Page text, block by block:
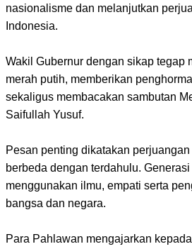
nasionalisme dan melanjutkan
Indonesia.
Wakil Gubernur dengan sikap tegap
merah putih, memberikan
sekaligus membacakan sambutan
Saifullah Yusuf.
Pesan penting dikatakan
berbeda dengan terdahulu.
menggunakan ilmu, empati serta
bangsa dan negara.
Para Pahlawan mengajarkan